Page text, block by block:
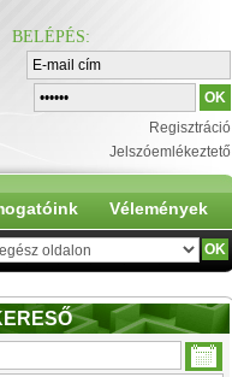
BELÉPÉS:
Regisztráció
Jelszóemlékeztető
Vélemények